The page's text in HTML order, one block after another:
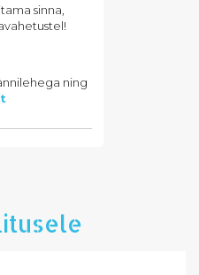
sinna,
ning